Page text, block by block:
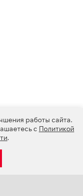
работы сайта.
с Политикой
.